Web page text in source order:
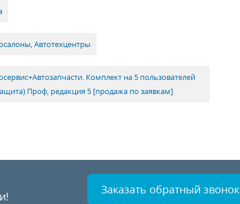
Автотехцентры
Комплект на 5 пользователей
Проф, редакция 5 [продажа по заявкам]
Заказать обратный звонок